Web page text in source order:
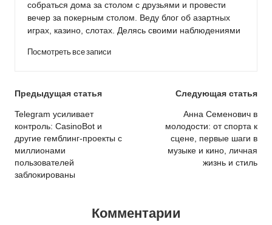
собраться дома за столом с друзьями и провести
вечер за покерным столом. Веду блог об азартных
играх, казино, слотах. Делясь своими наблюдениями
Посмотреть все записи
Post
navigation
Предыдущая статья
Telegram усиливает
контроль: CasinoBot и
другие гемблинг-проекты с
миллионами
пользователей
заблокированы
Следующая статья
Анна Семенович в
молодости: от спорта к
сцене, первые шаги в
музыке и кино, личная
жизнь и стиль
Комментарии